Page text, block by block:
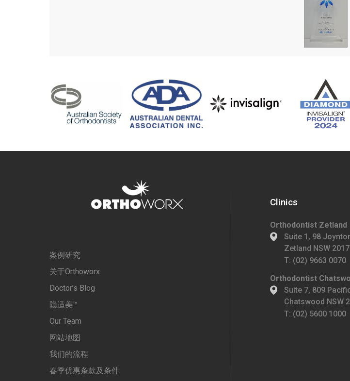
案例研究
关于Orthoworx
Doctor’s Blog
隐适美™
Our Team
网站地图
我们的流程
春季优惠条款及条件
Clinics
Orthodontist Zetland
Suite 1, 98
Zetland NSW 2017
T: (02) 9663 0070
Orthodontist
Suite 7, 809
Chatswood NSW
T: (02) 5600 1000